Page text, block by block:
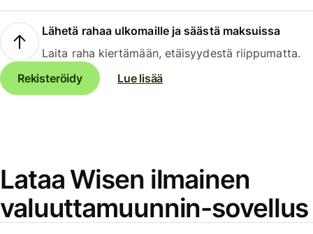
Lähetä rahaa ulkomaille ja säästä maksuissa
Laita raha kiertämään, etäisyydestä riippumatta.
Rekisteröidy
Lue lisää
Lataa Wisen ilmainen
valuuttamuunnin-sovellus